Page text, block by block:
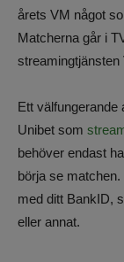
årets VM något
Matcherna går i
Ett välfungerande
Unibet som
behöver endast
börja se
med ditt BankID,
eller annat.